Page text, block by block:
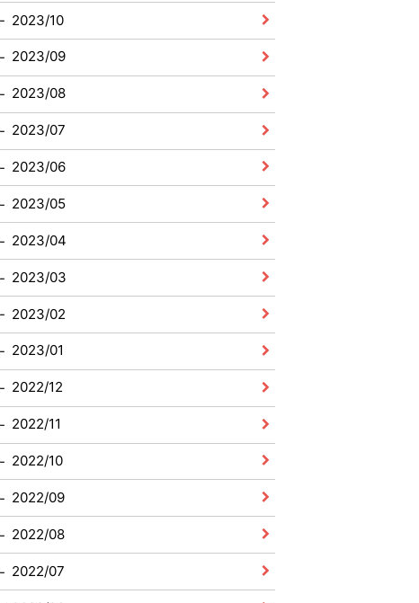
2023/10
2023/09
2023/08
2023/07
2023/06
2023/05
2023/04
2023/03
2023/02
2023/01
2022/12
2022/11
2022/10
2022/09
2022/08
2022/07